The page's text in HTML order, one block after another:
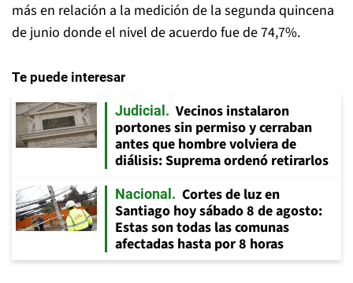
más en relación a la medición de la segunda quincena
de junio donde el nivel de acuerdo fue de 74,7%.
Te puede interesar
Judicial
Vecinos instalaron
portones sin permiso y cerraban
antes que hombre volviera de
diálisis: Suprema ordenó retirarlos
Nacional
Cortes de luz en
Santiago hoy sábado 8 de agosto:
Estas son todas las comunas
afectadas hasta por 8 horas